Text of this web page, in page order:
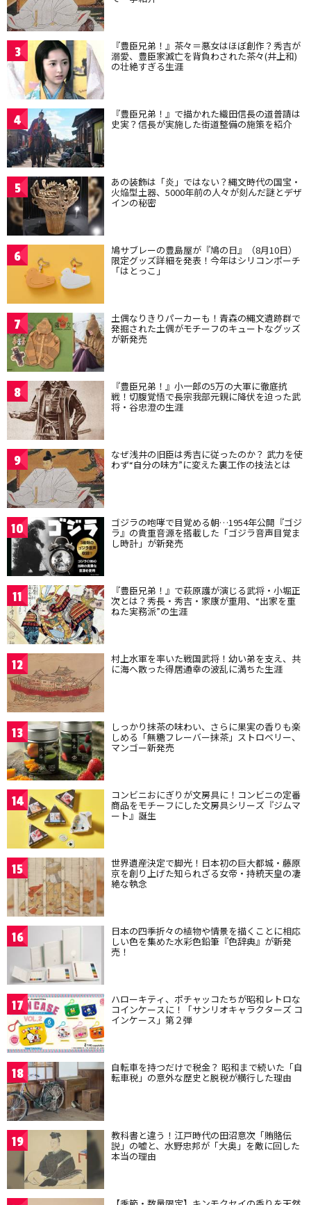
3 『豊臣兄弟！』茶々＝悪女はほぼ創作？秀吉が
溺愛、豊臣家滅亡を背負わされた茶々(井上和)
の壮絶すぎる生涯
4 『豊臣兄弟！』で描かれた織田信長の道普請は
史実？信長が実施した街道整備の施策を紹介
5 あの装飾は「炎」ではない？縄文時代の国宝・
火焔型土器、5000年前の人々が刻んだ謎とデザ
インの秘密
6 鳩サブレーの豊島屋が『鳩の日』（8月10日）
限定グッズ詳細を発表！今年はシリコンポーチ
「はとっこ」
7 土偶なりきりパーカーも！青森の縄文遺跡群で
発掘された土偶がモチーフのキュートなグッズ
が新発売
8 『豊臣兄弟！』小一郎の5万の大軍に徹底抗
戦！切腹覚悟で長宗我部元親に降伏を迫った武
将・谷忠澄の生涯
9 なぜ浅井の旧臣は秀吉に従ったのか？ 武力を使
わず“自分の味方”に変えた裏工作の技法とは
10 ゴジラの咆哮で目覚める朝…1954年公開『ゴジ
ラ』の貴重音源を搭載した「ゴジラ音声目覚ま
し時計」が新発売
11 『豊臣兄弟！』で萩原護が演じる武将・小堀正
次とは？秀長・秀吉・家康が重用、“出家を重
ねた実務派”の生涯
12 村上水軍を率いた戦国武将！幼い弟を支え、共
に海へ散った得居通幸の波乱に満ちた生涯
13 しっかり抹茶の味わい、さらに果実の香りも楽
しめる「無糖フレーバー抹茶」ストロベリー、
マンゴー新発売
14 コンビニおにぎりが文房具に！コンビニの定番
商品をモチーフにした文房具シリーズ『ジムマ
ート』誕生
15 世界遺産決定で脚光！日本初の巨大都城・藤原
京を創り上げた知られざる女帝・持統天皇の凄
絶な執念
16 日本の四季折々の植物や情景を描くことに相応
しい色を集めた水彩色鉛筆『色辞典』が新発
売！
17 ハローキティ、ポチャッコたちが昭和レトロな
コインケースに！「サンリオキャラクターズ コ
インケース」第２弾
18 自転車を持つだけで税金？ 昭和まで続いた「自
転車税」の意外な歴史と脱税が横行した理由
19 教科書と違う！江戸時代の田沼意次「賄賂伝
説」の嘘と、水野忠邦が「大奥」を敵に回した
本当の理由